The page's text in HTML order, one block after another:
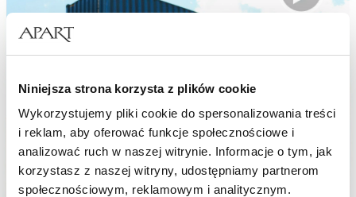
Niniejsza strona korzysta z plików cookie
Wykorzystujemy pliki cookie do spersonalizowania treści
i reklam, aby oferować funkcje społecznościowe i
analizować ruch w naszej witrynie. Informacje o tym, jak
korzystasz z naszej witryny, udostępniamy partnerom
społecznościowym, reklamowym i analitycznym.